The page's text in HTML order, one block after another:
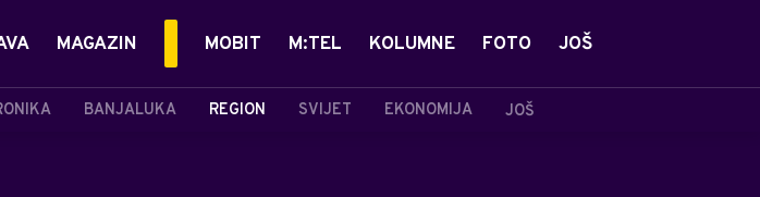
BANJALUKA REGION SVIJET EKONOMIJA JOŠ
MAGAZIN MOBIT M:TEL KOLUMNE FOTO JOŠ